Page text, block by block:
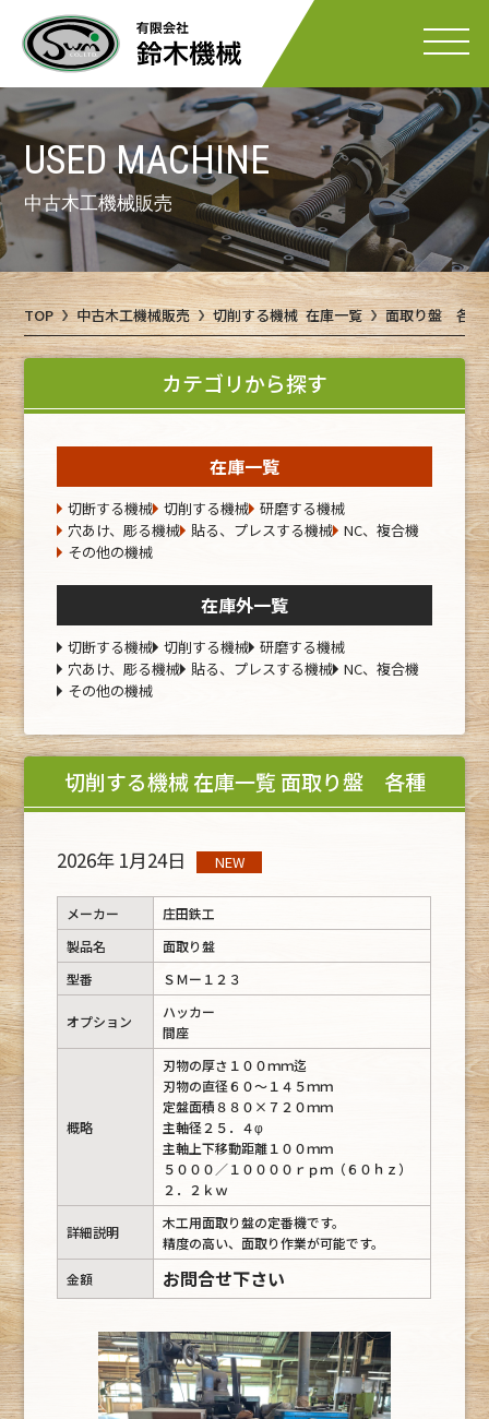
USED MACHINE
中古木工機械販売
TOP 中古木工機械販売 切削する機械 在庫一覧 面取り盤 各種
カテゴリから探す
在庫一覧
切断する機械 切削する機械 研磨する機械
穴あけ、彫る機械 貼る、プレスする機械 NC、複合機
その他の機械
在庫外一覧
切断する機械 切削する機械 研磨する機械
穴あけ、彫る機械 貼る、プレスする機械 NC、複合機
その他の機械
切削する機械 在庫一覧 面取り盤 各種
2026年 1月24日 NEW
メーカー
庄田鉄工
製品名
面取り盤
型番
ＳＭー１２３
オプション
ハッカー
間座
概略
刃物の厚さ１００ｍｍ迄
刃物の直径６０～１４５ｍｍ
定盤面積８８０×７２０ｍｍ
主軸径２５．４φ
主軸上下移動距離１００ｍｍ
５０００／１００００ｒｐｍ（６０ｈｚ）
２．２ｋｗ
詳細説明
木工用面取り盤の定番機です。
精度の高い、面取り作業が可能です。
金額
お問合せ下さい